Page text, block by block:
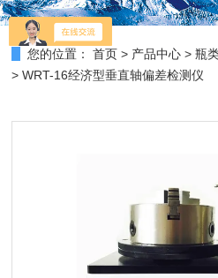
您的位置： 首页 > 产品中心 >瓶
> WRT-16经济型垂直轴偏差检测仪